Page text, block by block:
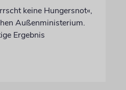
keine Hungersnot«,
Außenministerium.
Ergebnis